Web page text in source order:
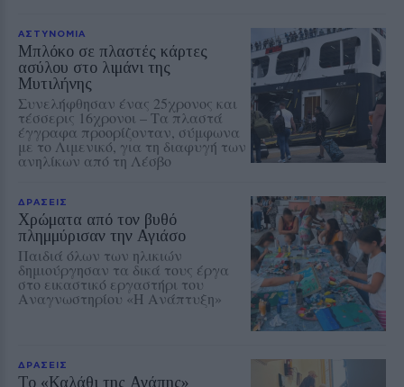
ΑΣΤΥΝΟΜΙΑ
Μπλόκο σε πλαστές κάρτες
ασύλου στο λιμάνι της
Μυτιλήνης
Συνελήφθησαν ένας 25χρονος και
τέσσερις 16χρονοι – Τα πλαστά
έγγραφα προορίζονταν, σύμφωνα
με το Λιμενικό, για τη διαφυγή των
ανηλίκων από τη Λέσβο
ΔΡΑΣΕΙΣ
Χρώματα από τον βυθό
πλημμύρισαν την Αγιάσο
Παιδιά όλων των ηλικιών
δημιούργησαν τα δικά τους έργα
στο εικαστικό εργαστήρι του
Αναγνωστηρίου «Η Ανάπτυξη»
ΔΡΑΣΕΙΣ
Το «Καλάθι της Αγάπης»